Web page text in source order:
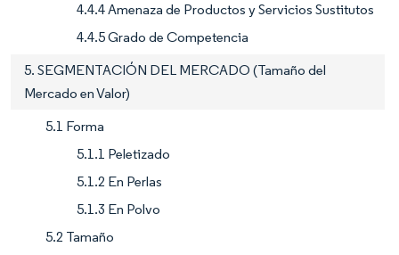
4.4.4 Amenaza de Productos y Servicios Sustitutos
4.4.5 Grado de Competencia
5. SEGMENTACIÓN DEL MERCADO (Tamaño del
Mercado en Valor)
5.1 Forma
5.1.1 Peletizado
5.1.2 En Perlas
5.1.3 En Polvo
5.2 Tamaño